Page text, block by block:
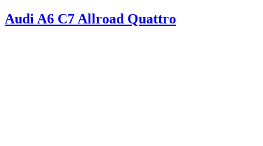
Audi A6 C7 Allroad Quattro